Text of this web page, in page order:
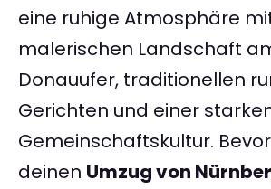
eine ruhige Atmosphäre
malerischen Landschaft
Donauufer, traditionellen
Gerichten und einer
Gemeinschaftskultur.
deinen Umzug von